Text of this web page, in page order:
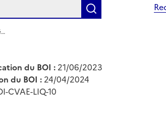
du BOI : 21/06/2023
du BOI : 24/04/2024
CVAE-LIQ-10